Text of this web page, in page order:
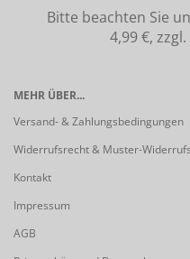
Bitte beachten Sie
4,99 €,
MEHR ÜBER...
Versand- & Zahlungsbedingungen
Widerrufsrecht & Muster-
Kontakt
Impressum
AGB